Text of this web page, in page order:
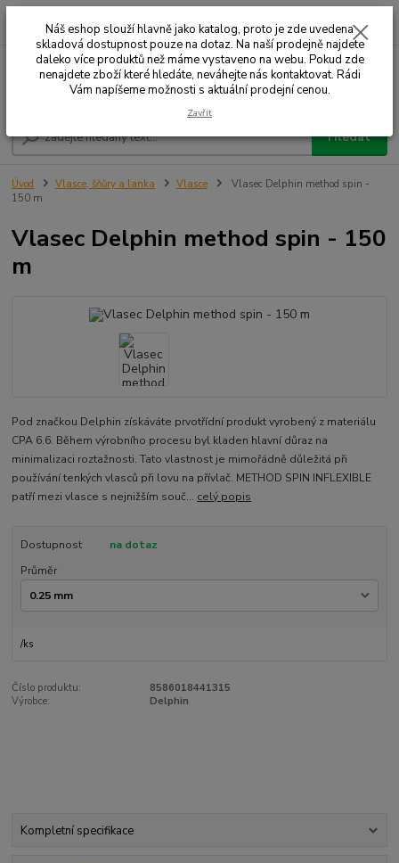
Menu
Hledat
+420 732 707 573 za
Úvod Vlasce, šňůry a lanka Vlasce
Vlasec Delphin method spin -
150 m
Vlasec Delphin method spin - 150
m
Pod značkou Delphin získáváte prvotřídní produkt vyrobený z materiálu
CPA 6.6. Během výrobního procesu byl kladen hlavní důraz na
minimalizaci roztažnosti. Tato vlastnost je mimořádně důležitá při
používání tenkých vlasců při lovu na přívlač. METHOD SPIN INFLEXIBLE
patří mezi vlasce s nejnižším souč... celý popis
Dostupnost
na dotaz
Průměr
/ks
Číslo produktu:
8586018441315
Výrobce:
Delphin
Kompletní specifikace
Náš eshop slouží hlavně jako katalog, proto je zde uvedena
skladová dostupnost pouze na dotaz. Na naší prodejně najdete
daleko více produktů než máme vystaveno na webu. Pokud zde
nenajdete zboží které hledáte, neváhejte nás kontaktovat. Rádi
Vám napíšeme možnosti s aktuální prodejní cenou.
Zavřít